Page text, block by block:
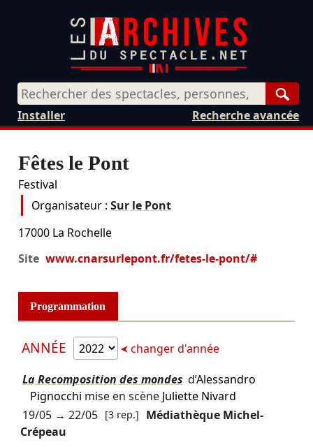
Recherche avancée
Installer
Fêtes le Pont
Festival
Organisateur : Sur le Pont
17000 La Rochelle
Site www.cnarsurlepont.fr/fetes-le-pont/#
Programmation
ANNÉE changer d'année
La Recomposition des mondes d’Alessandro
Pignocchi mise en scène Juliette Nivard
19/05→ 22/05 [3 rep.]
Médiathèque Michel-
Crépeau